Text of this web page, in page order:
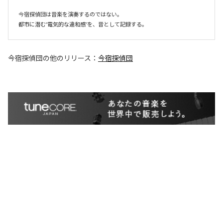
今宿探偵団は音楽を演奏するのではない。
都市に潜む“電気的な違和感”を、音として記録する。
今宿探偵団の他のリリース： 今宿探偵団